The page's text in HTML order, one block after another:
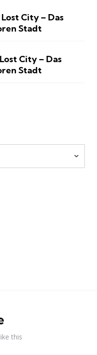
City – Das
Stadt
City – Das
Stadt
this